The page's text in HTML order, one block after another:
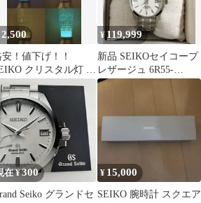
2,500
！値下げ！！
クリスタル灯 星
本体 2個セット
¥ 119,999
新品 SEIKOセイコープ
レザージュ 6R55-
00E0/SARX115
在 ¥300
Seiko グランドセ
¥ 15,000
SEIKO 腕時計 スクエア